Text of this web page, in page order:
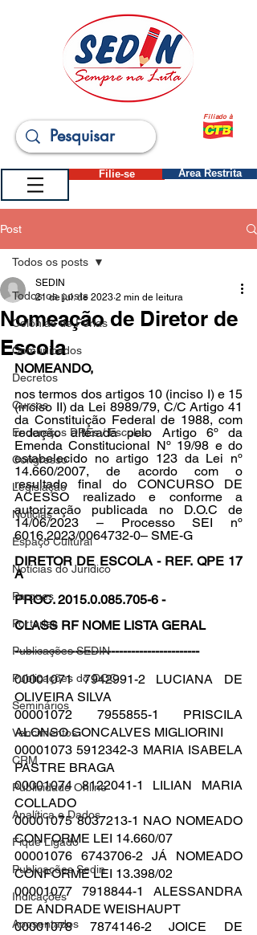
Filiado à
Filie-se Área Restrita
Post
Todos os posts
Colônias de Férias
Comunicados
Decretos
Cursos
Endereços DREs / Escolas
Congresso
Legislação
Notícias
Espaço Cultural
Notícias do Jurídico
Parques
Portarias
Publicações SEDIN
Publicações do DOC
Seminários
Vencimentos
CRM
Publicidade Online
Analítica e Dados
Fique Ligado
Publicações Sedin
Indicações
Aposentados
Todos os posts
Nomeação de Diretor de
Escola
SEDIN
21 de jul. de 2023 2 min de leitura
NOMEANDO,
nos termos dos artigos 10 (inciso I) e 15
(inciso II) da Lei 8989/79, C/C Artigo 41
da Constituição Federal de 1988, com
redação alterada pelo Artigo 6º da
Emenda Constitucional Nº 19/98 e do
estabelecido no artigo 123 da Lei nº
14.660/2007, de acordo com o
resultado final do CONCURSO DE
ACESSO realizado e conforme a
autorização publicada no D.O.C de
14/06/2023 – Processo SEI nº
6016.2023/0064732-0– SME-G
DIRETOR DE ESCOLA - REF. QPE 17
A
PROC. 2015.0.085.705-6 -
CLASS RF NOME LISTA GERAL
----------------------------------------------
00001071 7942991-2 LUCIANA DE
OLIVEIRA SILVA
00001072 7955855-1 PRISCILA
ALONSO GONCALVES MIGLIORINI
00001073 5912342-3 MARIA ISABELA
PASTRE BRAGA
00001074 8122041-1 LILIAN MARIA
COLLADO
00001075 8037213-1 NAO NOMEADO
CONFORME LEI 14.660/07
00001076 6743706-2 JÁ NOMEADO
CONFORME LEI 13.398/02
00001077 7918844-1 ALESSANDRA
DE ANDRADE WEISHAUPT
00001078 7874146-2 JOICE DE